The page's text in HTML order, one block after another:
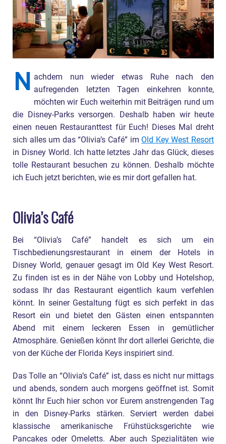
N achdem nun wieder etwas Ruhe nach den
aufregenden letzten Tagen einkehren konnte,
möchten wir Euch weiterhin mit Beiträgen rund um
die Disney-Parks versorgen. Deshalb haben wir heute
einen neuen Restauranttest für Euch! Dieses Mal dreht
sich alles um das “Olivia’s Café” im Old Key West Resort
in Disney World. Ich hatte letztes Jahr das Glück, dieses
tolle Restaurant besuchen zu können. Deshalb möchte
ich Euch jetzt berichten, wie es mir dort gefallen hat.
Olivia’s Café
Bei “Olivia’s Café” handelt es sich um ein
Tischbedienungsrestaurant in einem der Hotels in
Disney World, genauer gesagt im Old Key West Resort.
Zu finden ist es in der Nähe von Lobby und Hotelshop,
sodass Ihr das Restaurant eigentlich kaum verfehlen
könnt. In seiner Gestaltung fügt es sich perfekt in das
Resort ein und bietet den Gästen einen entspannten
Abend mit einem leckeren Essen in gemütlicher
Atmosphäre. Genießen könnt Ihr dort allerlei Gerichte, die
von der Küche der Florida Keys inspiriert sind.
Das Tolle an “Olivia’s Café” ist, dass es nicht nur mittags
und abends, sondern auch morgens geöffnet ist. Somit
könnt Ihr Euch hier schon vor Eurem anstrengenden Tag
in den Disney-Parks stärken. Serviert werden dabei
klassische amerikanische Frühstücksgerichte wie
Pancakes oder Omeletts. Aber auch Spezialitäten wie